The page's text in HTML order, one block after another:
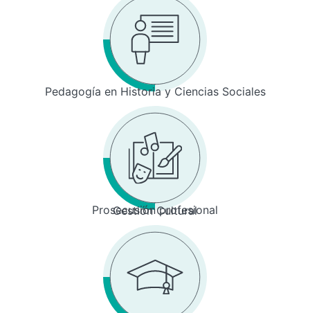
Pedagogía en Historia y Ciencias Sociales
Prosecusión profesional
Gestión Cultural